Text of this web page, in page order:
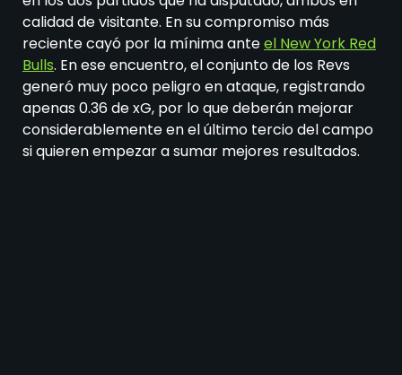
calidad de visitante. En su compromiso más
reciente cayó por la mínima anteel New York Red
Bulls. En ese encuentro, el conjunto de los Revs
generó muy poco peligro en ataque, registrando
apenas 0.36 de xG, por lo que deberán mejorar
considerablemente en el último tercio del campo
si quieren empezar a sumar mejores resultados.